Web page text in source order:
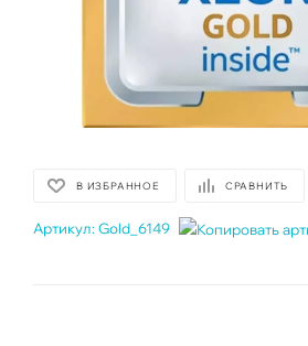
В ИЗБРАННОЕ СРАВНИТЬ
Артикул: Gold_6149